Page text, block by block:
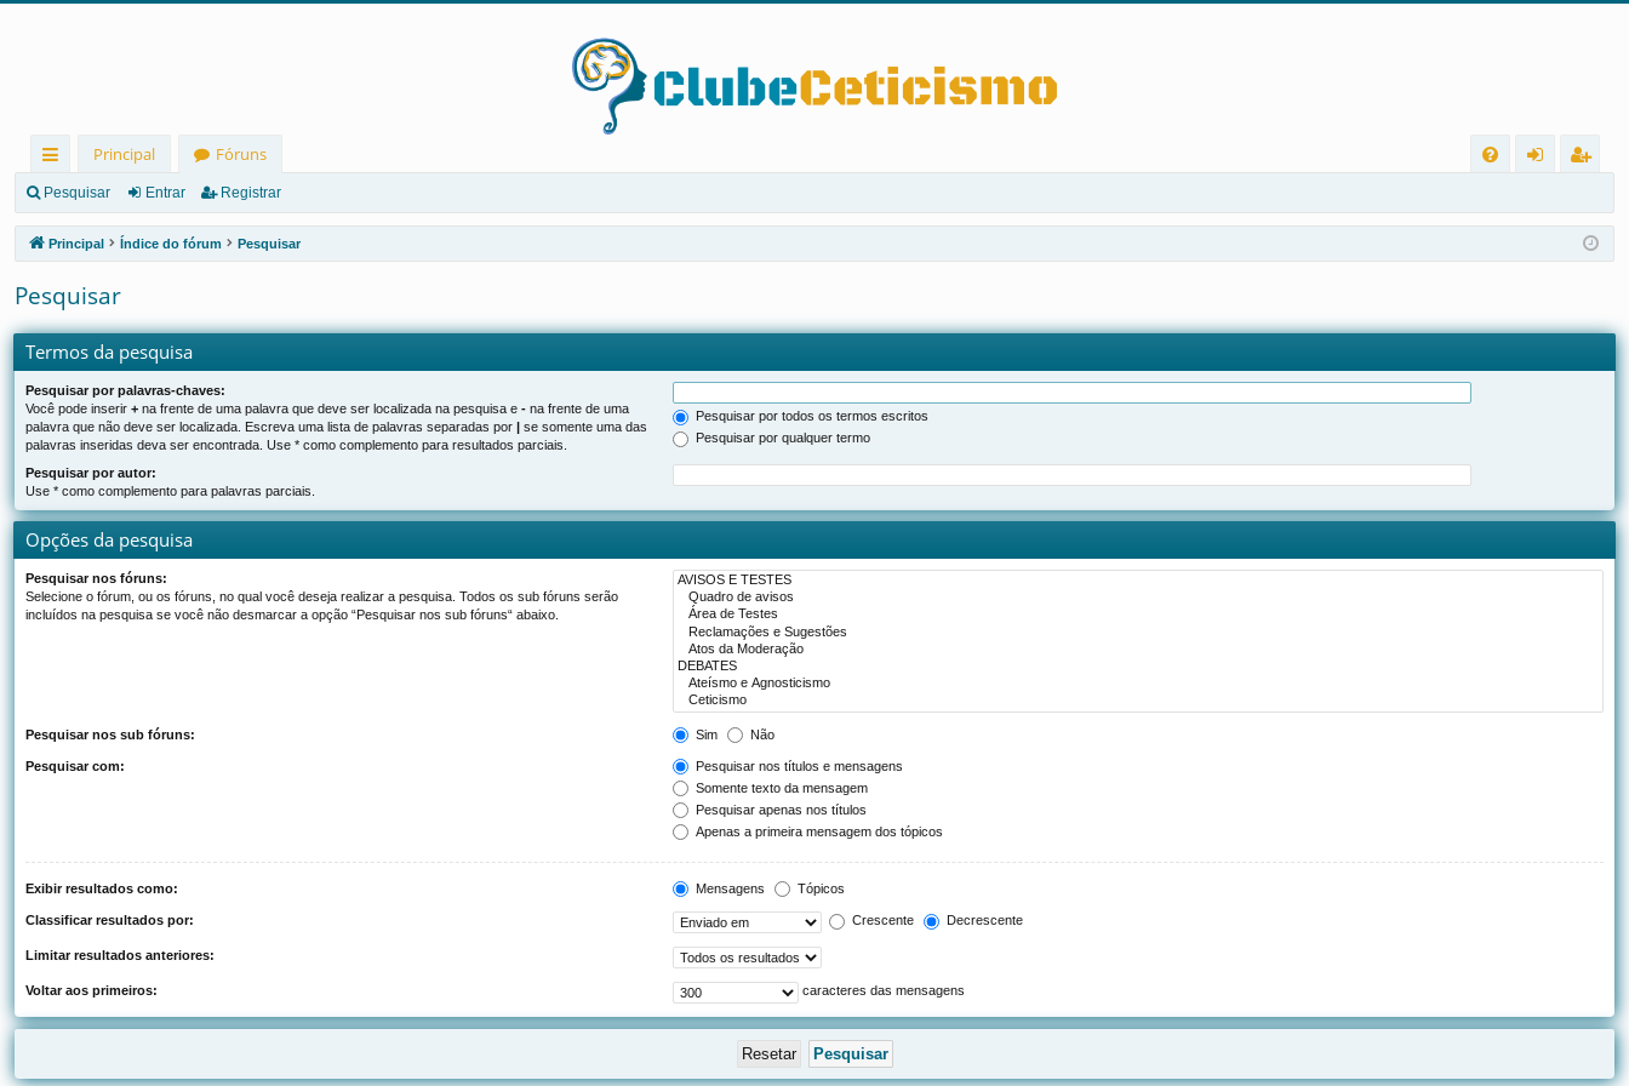
in
ks
rá
pi
Principal
Fóruns
Q
ra
r
ist
ra
Pesquisar Entrar Registrar
Principal Índice do fórum Pesquisar
Pesquisar
Termos da pesquisa
Pesquisar por palavras-chaves:
Você pode inserir + na frente de uma palavra que deve ser localizada na pesquisa e - na frente de uma
palavra que não deve ser localizada. Escreva uma lista de palavras separadas por | se somente uma das
palavras inseridas deva ser encontrada. Use * como complemento para resultados parciais.
Pesquisar por todos os termos escritos
Pesquisar por qualquer termo
Pesquisar por autor:
Use * como complemento para palavras parciais.
Opções da pesquisa
Pesquisar nos fóruns:
Selecione o fórum, ou os fóruns, no qual você deseja realizar a pesquisa. Todos os sub fóruns serão
incluídos na pesquisa se você não desmarcar a opção “Pesquisar nos sub fóruns“ abaixo.
Pesquisar nos sub fóruns: Sim Não
Pesquisar com:
Pesquisar nos títulos e mensagens
Somente texto da mensagem
Pesquisar apenas nos títulos
Apenas a primeira mensagem dos tópicos
Exibir resultados como: Mensagens Tópicos
Classificar resultados por: Crescente Decrescente
Limitar resultados anteriores:
Voltar aos primeiros: caracteres das mensagens